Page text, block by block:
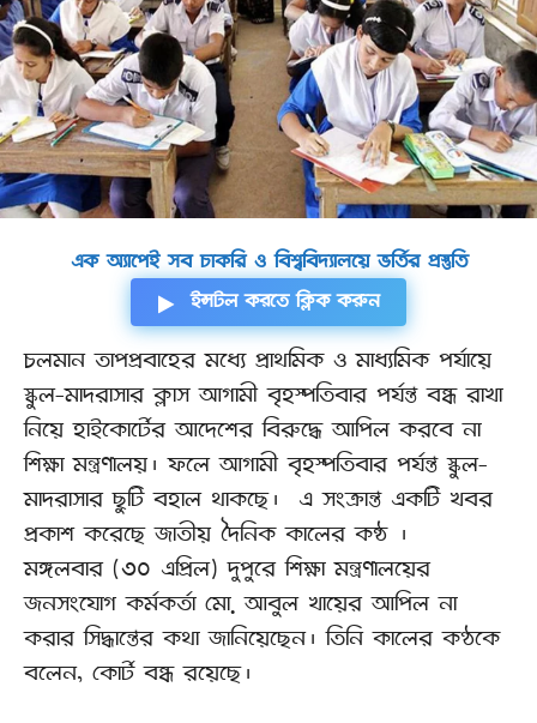
এক অ্যাপেই সব চাকরি ও বিশ্ববিদ্যালয়ে ভর্তির প্রস্তুতি
ইন্সটল করতে ক্লিক করুন
চলমান তাপপ্রবাহের মধ্যে প্রাথমিক ও মাধ্যমিক পর্যায়ে
স্কুল-মাদরাসার ক্লাস আগামী বৃহস্পতিবার পর্যন্ত বন্ধ রাখা
নিয়ে হাইকোর্টের আদেশের বিরুদ্ধে আপিল করবে না
শিক্ষা মন্ত্রণালয়। ফলে আগামী বৃহস্পতিবার পর্যন্ত স্কুল-
মাদরাসার ছুটি বহাল থাকছে। এ সংক্রান্ত একটি খবর
প্রকাশ করেছে জাতীয় দৈনিক কালের কন্ঠ ।
মঙ্গলবার (৩০ এপ্রিল) দুপুরে শিক্ষা মন্ত্রণালয়ের
জনসংযোগ কর্মকর্তা মো. আবুল খায়ের আপিল না
করার সিদ্ধান্তের কথা জানিয়েছেন। তিনি কালের কণ্ঠকে
বলেন, কোর্ট বন্ধ রয়েছে।